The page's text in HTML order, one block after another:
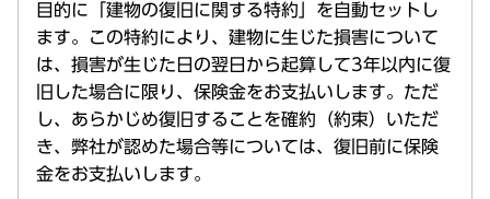
目的に「建物の復旧に関する特約」を自動セットし
ます。この特約により、建物に生じた損害について
は、損害が生じた日の翌日から起算して3年以内に復
旧した場合に限り、保険金をお支払いします。ただ
し、あらかじめ復旧することを確約（約束）いただ
き、弊社が認めた場合等については、復旧前に保険
金をお支払いします。